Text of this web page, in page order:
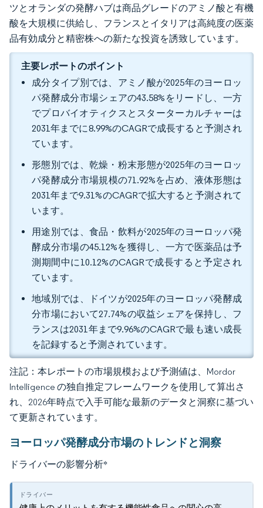
ツとオランダの発酵ハブは商品グレードのアミノ酸と有機
酸を大規模に供給し、フランスとイタリアは高純度の医薬
品有効成分と精密株への新たな投資を誘致しています。
主要レポートのポイント
成分タイプ別では、アミノ酸が2025年のヨーロッ
パ発酵成分市場シェアの43.58%をリードし、一方
でプロバイオティクスとスターターカルチャーは
2031年までに8.99%のCAGRで成長すると予測され
ています。
形態別では、乾燥・粉末形態が2025年のヨーロッ
パ発酵成分市場規模の71.92%を占め、液体形態は
2031年まで9.31%のCAGRで拡大すると予測されて
います。
用途別では、食品・飲料が2025年のヨーロッパ発
酵成分市場の45.12%を獲得し、一方で医薬品は予
測期間中に10.12%のCAGRで成長すると予定され
ています。
地域別では、ドイツが2025年のヨーロッパ発酵成
分市場において27.74%の収益シェアを保持し、フ
ランスは2031年まで9.96%のCAGRで最も速い成長
を記録すると予測されています。
注記：本レポートの市場規模および予測値は、Mordor
Intelligence の独自推定フレームワークを使用して算出さ
れ、2026年時点で入手可能な最新のデータと洞察に基づい
て更新されています。
ヨーロッパ発酵成分市場のトレンドと洞察
ドライバーの影響分析*